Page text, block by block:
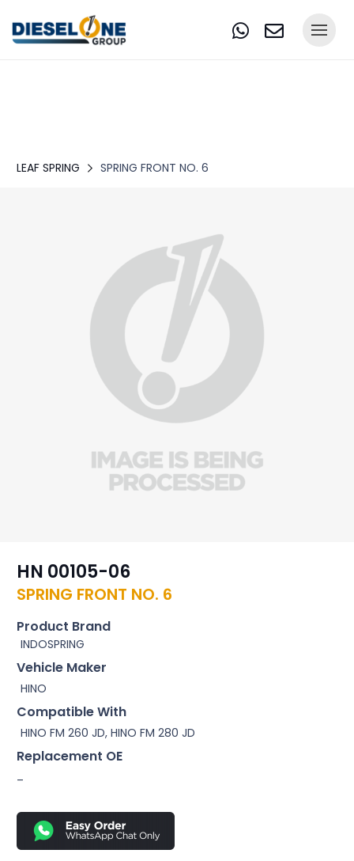
LEAF SPRING SPRING FRONT NO. 6
HN 00105-06
SPRING FRONT NO. 6
Product Brand
INDOSPRING
Vehicle Maker
HINO
Compatible With
HINO FM 260 JD, HINO FM 280 JD
Replacement OE
–